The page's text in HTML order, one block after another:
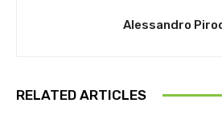
Alessandro
RELATED ARTICLES